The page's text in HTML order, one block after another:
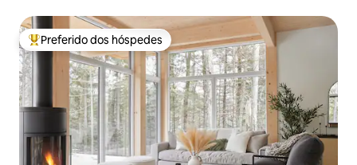
Entre os melhores preferidos dos hóspedes
Preferido dos hóspedes